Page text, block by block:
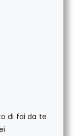
di fai da te